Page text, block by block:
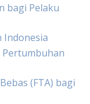
bagi Pelaku
Indonesia
Pertumbuhan
(FTA) bagi